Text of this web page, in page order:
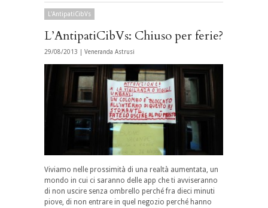
L'AntipatiCibVs
L’AntipatiCibVs: Chiuso per ferie?
29/08/2013 | Veneranda Astrusi
Viviamo nelle prossimità di una realtà aumentata, un
mondo in cui ci saranno delle app che ti avviseranno
di non uscire senza ombrello perché fra dieci minuti
piove, di non entrare in quel negozio perché hanno